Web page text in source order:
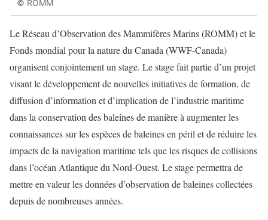
© ROMM
Le Réseau d’Observation des Mammifères Marins (ROMM) et le
Fonds mondial pour la nature du Canada (WWF-Canada)
organisent conjointement un stage. Le stage fait partie d’un projet
visant le développement de nouvelles initiatives de formation, de
diffusion d’information et d’implication de l’industrie maritime
dans la conservation des baleines de manière à augmenter les
connaissances sur les espèces de baleines en péril et de réduire les
impacts de la navigation maritime tels que les risques de collisions
dans l’océan Atlantique du Nord-Ouest. Le stage permettra de
mettre en valeur les données d’observation de baleines collectées
depuis de nombreuses années.